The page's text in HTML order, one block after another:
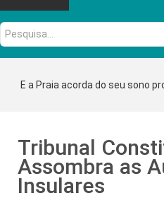
Pesquisa...
E a Praia acorda do seu sono
Tribunal
Assombra as
Insulares